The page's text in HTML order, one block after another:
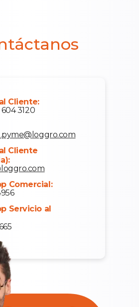
Cliente:
3120
Cliente
Comercial:
Servicio al